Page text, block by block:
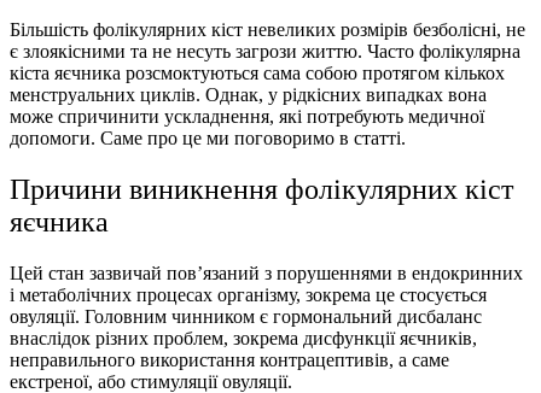
Більшість фолікулярних кіст невеликих розмірів безболісні, не
є злоякісними та не несуть загрози життю. Часто фолікулярна
кіста яєчника розсмоктуються сама собою протягом кількох
менструальних циклів. Однак, у рідкісних випадках вона
може спричинити ускладнення, які потребують медичної
допомоги. Саме про це ми поговоримо в статті.
Причини виникнення фолікулярних кіст
яєчника
Цей стан зазвичай пов’язаний з порушеннями в ендокринних
і метаболічних процесах організму, зокрема це стосується
овуляції. Головним чинником є гормональний дисбаланс
внаслідок різних проблем, зокрема дисфункції яєчників,
неправильного використання контрацептивів, а саме
екстреної, або стимуляції овуляції.